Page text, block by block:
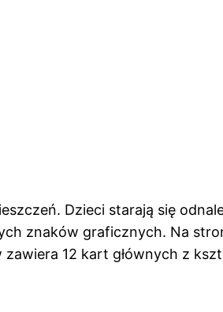
Dzieci starają się
znaków graficznych. Na
12 kart głównych z